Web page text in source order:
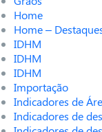
Home
Home –
IDHM
IDHM
IDHM
Importação
Indicadores de
Indicadores de